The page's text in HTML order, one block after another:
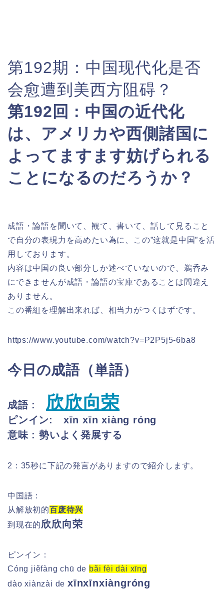
第192期： 中国现代化是否
会愈遭到美西方阻碍？
第192回 : 中国の近代化
は、アメリカや西側諸国に
よってますます妨げられる
ことになるのだろうか？
成語・論語を聞いて、観て、書いて、話して見ること
で自分の表現力を高めたい為に、この”这就是中国”を活
用しております。
内容は中国の良い部分しか述べていないので、鵜呑み
にできませんが成語・論語の宝庫であることは間違え
ありません。
この番組を理解出来れば、相当力がつくはずです。
https://www.youtube.com/watch?v=P2P5j5-6ba8
今日の成語（単語）
成語 : 欣欣向荣
ピンイン: xīn xīn xiàng róng
意味 : 勢いよく発展する
2：35秒に下記の発言がありますので紹介します。
中国語：
从解放初的百废待兴
到现在的欣欣向荣
ピンイン：
Cóng jiěfàng chū de bǎi fèi dài xīng
dào xiànzài de xīnxīnxiàngróng